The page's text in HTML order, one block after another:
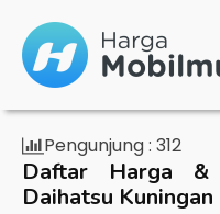
Pengunjung : 312
Daftar Harga
Daihatsu Kuningan